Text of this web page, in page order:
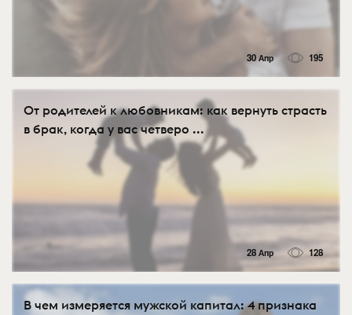
30 Апр 195
От родителей к любовникам: как вернуть страсть
в брак, когда у вас четверо ...
28 Апр 128
В чем измеряется мужской капитал: 4 признака